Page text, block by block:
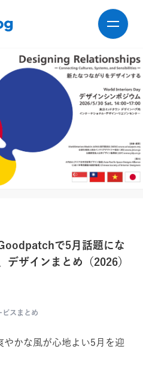
で5月話題にな
デザインまとめ（2026）
ビスまとめ
やかな風が心地よい5月を迎